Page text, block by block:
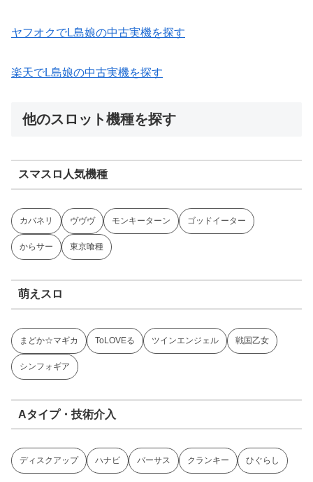
ヤフオクでL島娘の中古実機を探す
楽天でL島娘の中古実機を探す
他のスロット機種を探す
スマスロ人気機種
カバネリ ヴヴヴ モンキーターン ゴッドイーター
からサー 東京喰種
萌えスロ
まどか☆マギカ ToLOVEる ツインエンジェル 戦国乙女
シンフォギア
Aタイプ・技術介入
ディスクアップ ハナビ バーサス クランキー ひぐらし